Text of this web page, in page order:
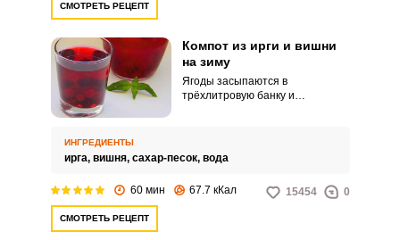
СМОТРЕТЬ РЕЦЕПТ
Компот из ирги и вишни
на зиму
Ягоды засыпаются в
трёхлитровую банку и
песком.
ИНГРЕДИЕНТЫ
ирга, вишня, сахар-песок, вода
60 мин 67.7 кКал 15454 0
СМОТРЕТЬ РЕЦЕПТ